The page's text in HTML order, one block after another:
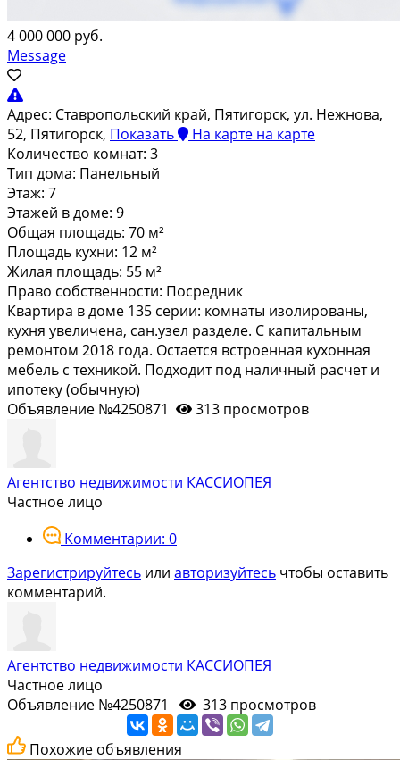
4 000 000 руб.
Message
Адрес: Ставропольский край, Пятигорск, ул. Нежнова,
52, Пятигорск, Показать На карте на карте
Количество комнат: 3
Тип дома: Панельный
Этаж: 7
Этажей в доме: 9
Общая площадь: 70 м²
Площадь кухни: 12 м²
Жилая площадь: 55 м²
Право собственности: Посредник
Квартира в доме 135 серии: комнаты изолированы,
кухня увеличена, сан.узел разделе. С капитальным
ремонтом 2018 года. Остается встроенная кухонная
мебель с техникой. Подходит под наличный расчет и
ипотеку (обычную)
Объявление №4250871
313 просмотров
Агентство недвижимости КАССИОПЕЯ
Частное лицо
Комментарии: 0
Зарегистрируйтесь или авторизуйтесь чтобы оставить
комментарий.
Агентство недвижимости КАССИОПЕЯ
Частное лицо
Объявление №4250871
313 просмотров
Похожие объявления